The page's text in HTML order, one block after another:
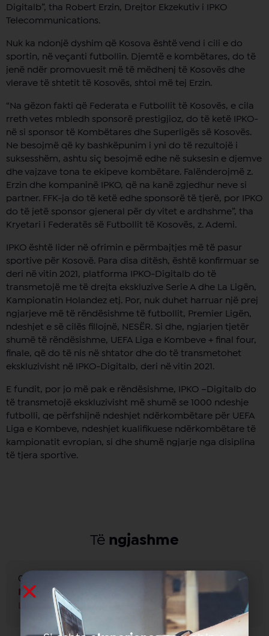
Digitalb”, tha Robert Erzin, Drejtor Ekzekutiv i IPKO
Telecommunications.
Nuk ka ndonjë dyshim që Kosova është vend i cili e do
sportin, në veçanti futbollin. Djemtë e kombëtares, do të
jenë ndër promovuesit më të mëdhenj të Kosovës dhe
vlerave të shtetit të Kosovës, shtoi më tej Erzin.
“Na gëzon fakti që Federata e Futbollit të Kosovës, e cila
rreth vetes mbledh sponsorë prestigjioz, do të ketë IPKO-
në si sponsor të Kombëtares dhe Superligës së Kosovës.
Ne besojmë që ky bashkëpunim i yni do të rezultojë i
suksesshëm, ashtu siç besojmë edhe në suksesin e djemve
dhe vajzave tona te ekipeve kombëtare. Falënderojmë z.
Erzin dhe kompaninë IPKO, që na kanë zgjedhur neve si
partner. FFK-ja do të ketë edhe sponsorë të tjerë, por IPKO
do të jetë sponsor gjeneral për dy vitet e ardhshme”, tha
Kryetari i Federatës së Futbollit të Kosovës, z. Ademi.
IPKO është lider në ofrimin e përmbajtjes më të pasur
sportive për Kosovë. Para disa ditësh, është konfirmuar se
deri në vitin 2021, platforma IPKO-Digitalb do të
transmetojë me të drejta ekskluzive Serie A dhe La Ligën,
Kampionatin Holandez etj. Por, nuk duhet harruar një prej
ngjarjeve më të rëndësishme të futbollit, Premier Ligën,
ndeshjet e së cilës fillojnë, NESËR. Si dhe, ngjarjen tjetër
shumë të rëndësishme, UEFA Liga e Kombeve + final four,
finale, që do të nis në shtator dhe do të transmetohet
ekskluzivisht në IPKO-Digitalb, deri në vitin 2021.
E fundit, por jo më pak e rëndësishme, IPKO –Digitalb do
të transmetojë ekskluzivisht më shumë se 1000 ndeshje
futbolli, qe përfshijnë ndeshjet ndërkombëtare për UEFA
Liga e Kombeve, ndeshjet kualifikuese ndërkombëtare të
kampionatit evropian, si dhe shumë ngjarje nga disiplina
të tjera sportive.
Të ngjashme
08 June 2026
FTESË PËR OFERTIM
Lexo më shumë